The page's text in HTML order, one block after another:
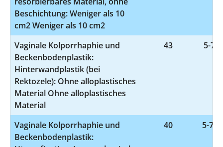
Beschichtung: Weniger als 10
cm2 Weniger als 10 cm2
Vaginale Kolporrhaphie und
Beckenbodenplastik:
Hinterwandplastik (bei
Rektozele): Ohne alloplastisches
Material Ohne alloplastisches
Material
43 5-
Vaginale Kolporrhaphie und
Beckenbodenplastik:
40 5-